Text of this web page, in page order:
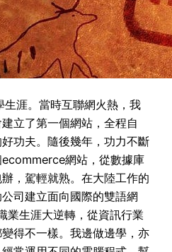
涯。當時互聯網火熱，我
立了第一個網站，全程自
功夫。隨後幾年，功力不斷
網站，從數據庫
，駕輕就熟。在大陸工作的
司建立面向國際的雙語網
業生涯大逆轉，從資訊行業
得不一樣。我邊做邊學，亦